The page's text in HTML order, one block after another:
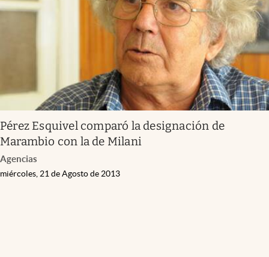
Pérez Esquivel comparó la designación de
Marambio con la de Milani
Agencias
miércoles, 21 de Agosto de 2013